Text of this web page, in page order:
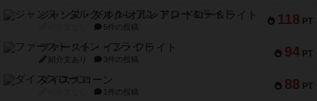
118 PT
ジャンヌ・ダルク-オルレアン ドロー＆ライト
5件の投稿
94 PT
ファースト・イン・フライト
紹介文あり 3件の投稿
88 PT
ダイススローン
1件の投稿